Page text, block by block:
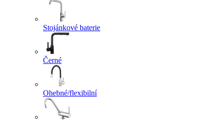
Stojánkové baterie
Černé
Ohebné/flexibilní